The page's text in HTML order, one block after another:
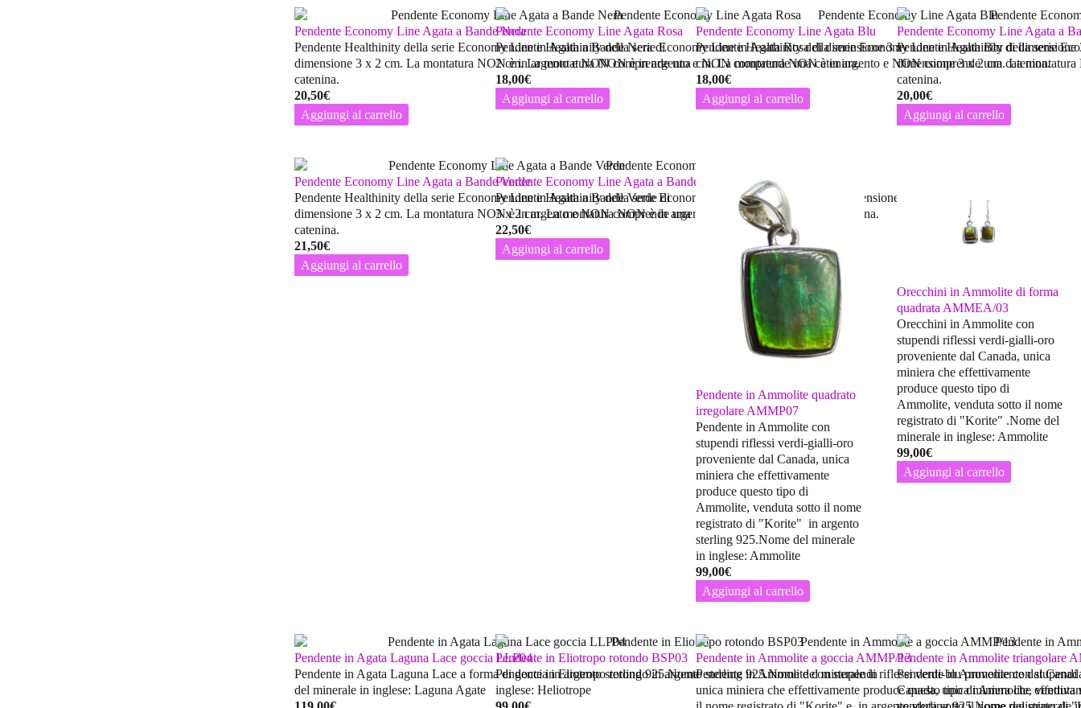
Pendente Economy Line Agata a Bande Nera
Pendente Healthinity della serie Economy Line in Agata a Bande Nera di
dimensione 3 x 2 cm. La montatura NONè in argento eNONcomprende una
catenina.
20,50€
Aggiungi al carrello
Pendente Economy Line Agata Rosa
Pendente Healthinity della serie Economy Line in Agata Rosa di dimensione 3 x
2 cm. La montaturaNONè in argento eNON comprende una catenina.
18,00€
Aggiungi al carrello
Pendente Economy Line Agata Blu
Pendente Healthinity della serie Economy Line in Agata Blu di dimensione
cm. La montaturaNONè in argento e NONcomprende una catenina.
18,00€
Aggiungi al carrello
Pendente Economy Line Agata a
Pendente Healthinity della serie
dimensione 3 x 2 cm. La montatura
catenina.
20,00€
Aggiungi al carrello
Pendente Economy Line Agata a Bande Verde
Pendente Healthinity della serie Economy Line in Agata a Bande Verde di
dimensione 3 x 2 cm. La montatura NONè in argento eNONcomprende una
catenina.
21,50€
Aggiungi al carrello
Pendente Economy Line Agata a Bande
Pendente Healthinity della serie Economy Line in Agata a Bande di dimensione
3 x 2 cm. La montaturaNONè in argento e NONcomprende una catenina.
22,50€
Aggiungi al carrello
Pendente in Ammolite quadrato
irregolare AMMP07
Pendente in Ammolite con
stupendi riflessi verdi-gialli-oro
proveniente dal Canada, unica
miniera che effettivamente
produce questo tipo di
Ammolite, venduta sotto il nome
registrato di "Korite" in argento
sterling 925.Nome del minerale
in inglese: Ammolite
99,00€
Aggiungi al carrello
Orecchini in Ammolite di forma
quadrata AMMEA/03
Orecchini in Ammolite con
stupendi riflessi verdi-gialli-oro
proveniente dal Canada, unica
miniera che effettivamente
produce questo tipo di
Ammolite, venduta sotto il nome
registrato di "Korite" .Nome del
minerale in inglese: Ammolite
99,00€
Aggiungi al carrello
Pendente in Agata Laguna Lace goccia LLP04
Pendente in Agata Laguna Lace a forma di goccia in argento sterling 925.Nome
del minerale in inglese: Laguna Agate
Pendente in Eliotropo rotondo BSP03
Pendente in Eliotropo rotondo in argento sterling 925.Nome del minerale in
inglese: Heliotrope
Pendente in Ammolite a goccia AMMP/13
Pendente in Ammolite con stupendi riflessi verdi-blu proveniente dal
unica miniera che effettivamente produce questo tipo di Ammolite, venduta
Pendente in Ammolite triangolare
Pendente in Ammolite con
Canada, unica miniera che